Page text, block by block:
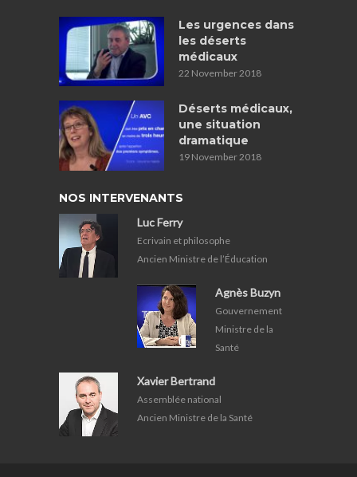
Les urgences dans
les déserts
médicaux
22 November 2018
Déserts médicaux,
une situation
dramatique
19 November 2018
NOS INTERVENANTS
Luc Ferry
Ecrivain et philosophe
Ancien Ministre de l’Éducation
Agnès Buzyn
Gouvernement
Ministre de la
Santé
Xavier Bertrand
Assemblée national
Ancien Ministre de la Santé